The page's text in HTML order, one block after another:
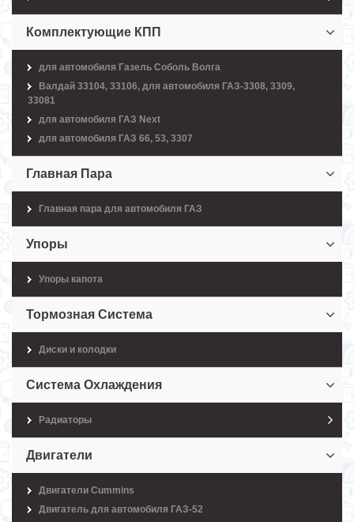
Комплектующие КПП
для автомобиля Газель Соболь Волга
Валдай 33104, 33106, для автомобиля ГАЗ-3308, 3309,
33081
для автомобиля ГАЗ Next
для автомобиля ГАЗ 66, 53, 3307
Главная Пара
Главная пара для автомобиля ГАЗ
Упоры
Упоры капота
Тормозная Система
Диски и колодки
Система Охлаждения
Радиаторы
Двигатели
Двигатели Cummins
Двигатель для автомобиля ГАЗ-52